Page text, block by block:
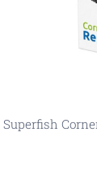
Superfish